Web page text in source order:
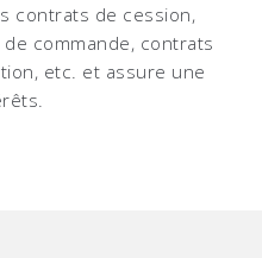
contrats de cession,
commande, contrats
etc. et assure une